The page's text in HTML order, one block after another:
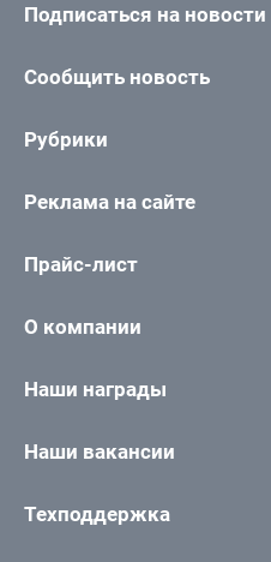
Подписаться на новости
Сообщить новость
Рубрики
Реклама на сайте
Прайс-лист
О компании
Наши награды
Наши вакансии
Техподдержка